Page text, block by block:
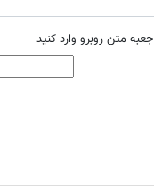
متن روبرو وارد کنید